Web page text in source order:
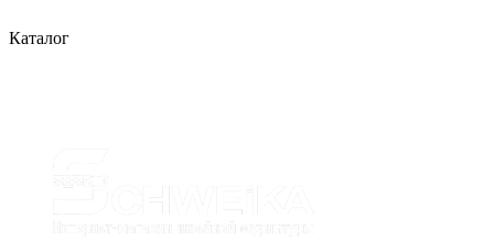
Каталог